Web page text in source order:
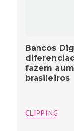
Bancos
fazem
brasileiros
CLIPPING